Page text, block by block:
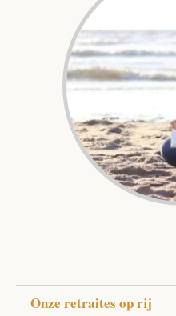
Onze retraites op rij